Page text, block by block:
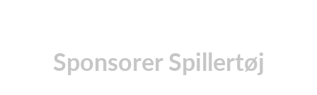
Sponsorer Spillertøj